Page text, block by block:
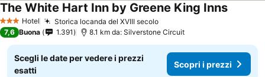
3 StelleHotel Storica locanda del XVIII secolo
The White Hart Inn by Greene King Inns
7,6 Buona 1.391 8.1 km da: Silverstone Circuit
Scegli le date per vedere i prezzi
esatti
Scopri i prezzi